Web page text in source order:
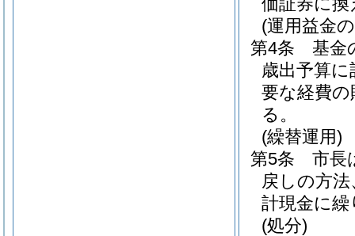
(運用益金
第4条
基金
歳出予算
要な経費
る。
(繰替運用)
第5条
市長
戻しの方
計現金に
(処分)